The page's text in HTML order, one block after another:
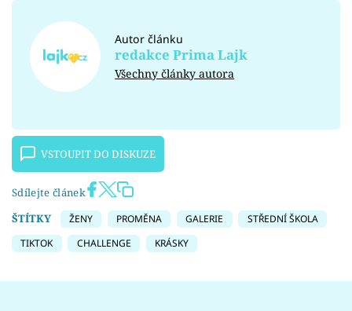
Autor článku
redakce Prima Lajk
Všechny články autora
VSTOUPIT DO DISKUZE
Sdílejte článek
ŠTÍTKY
ŽENY PROMĚNA GALERIE
STŘEDNÍ ŠKOLA
TIKTOK
CHALLENGE KRÁSKY